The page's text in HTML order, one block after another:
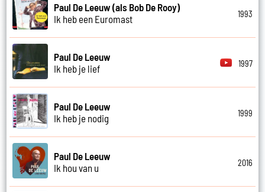
Paul De Leeuw (als Bob De Rooy)
Ik heb een Euromast
1993
Paul De Leeuw
Ik heb je lief
1997
Paul De Leeuw
Ik heb je nodig
1999
Paul De Leeuw
Ik hou van u
2016